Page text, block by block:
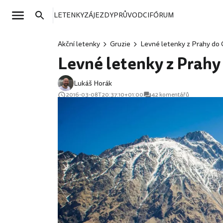
LETENKYZÁJEZDYPRŮVODCIFÓRUM
Akční letenky Gruzie Levné letenky z Prahy do
Levné letenky z
Lukáš Horák
2016-03-08T20:37:10+01:00 42 komentářů